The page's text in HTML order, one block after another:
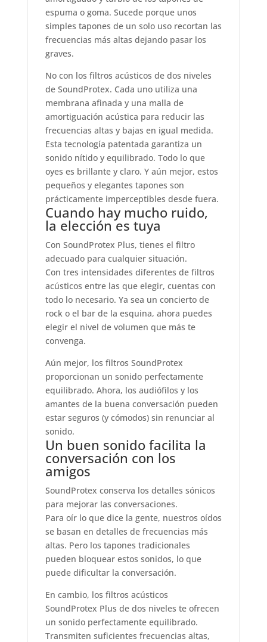
espuma o goma. Sucede porque unos
simples tapones de un solo uso recortan las
frecuencias más altas dejando pasar los
graves.
No con los filtros acústicos de dos niveles
de SoundProtex. Cada uno utiliza una
membrana afinada y una malla de
amortiguación acústica para reducir las
frecuencias altas y bajas en igual medida.
Esta tecnología patentada garantiza un
sonido nítido y equilibrado. Todo lo que
oyes es brillante y claro. Y aún mejor, estos
pequeños y elegantes tapones son
prácticamente imperceptibles desde fuera.
Cuando hay mucho ruido,
la elección es tuya
Con SoundProtex Plus, tienes el filtro
adecuado para cualquier situación.
Con tres intensidades diferentes de filtros
acústicos entre las que elegir, cuentas con
todo lo necesario. Ya sea un concierto de
rock o el bar de la esquina, ahora puedes
elegir el nivel de volumen que más te
convenga.
Aún mejor, los filtros SoundProtex
proporcionan un sonido perfectamente
equilibrado. Ahora, los audiófilos y los
amantes de la buena conversación pueden
estar seguros (y cómodos) sin renunciar al
sonido.
Un buen sonido facilita la
conversación con los
amigos
SoundProtex conserva los detalles sónicos
para mejorar las conversaciones.
Para oír lo que dice la gente, nuestros oídos
se basan en detalles de frecuencias más
altas. Pero los tapones tradicionales
pueden bloquear estos sonidos, lo que
puede dificultar la conversación.
En cambio, los filtros acústicos
SoundProtex Plus de dos niveles te ofrecen
un sonido perfectamente equilibrado.
Transmiten suficientes frecuencias altas,